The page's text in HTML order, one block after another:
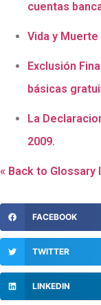
cuentas
Vida y
Exclusión
básicas
La
2009.
« Back to Glossary
FACEBOOK
TWITTER
LINKEDIN